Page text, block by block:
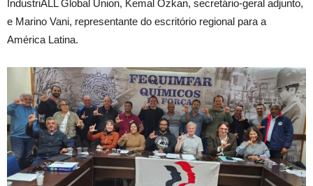
IndustriALL Global Union, Kemal Özkan, secretário-geral adjunto,
e Marino Vani, representante do escritório regional para a
América Latina.